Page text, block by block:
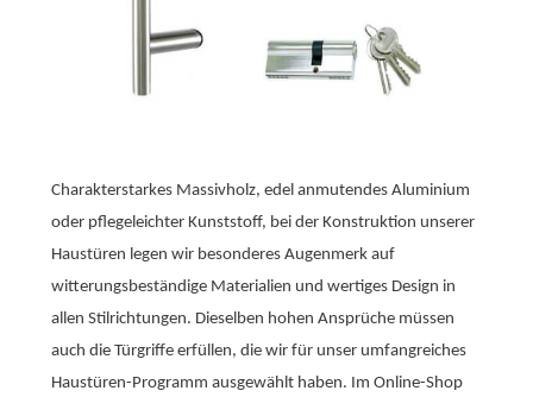
Charakterstarkes Massivholz, edel anmutendes Aluminium
oder pflegeleichter Kunststoff, bei der Konstruktion unserer
Haustüren legen wir besonderes Augenmerk auf
witterungsbeständige Materialien und wertiges Design in
allen Stilrichtungen. Dieselben hohen Ansprüche müssen
auch die Türgriffe erfüllen, die wir für unser umfangreiches
Haustüren-Programm ausgewählt haben. Im Online-Shop